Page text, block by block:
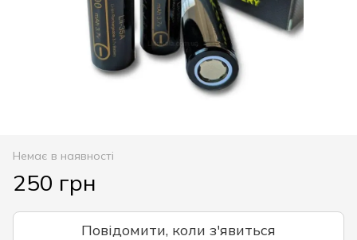
Немає в наявності
250 грн
Повідомити, коли з'явиться